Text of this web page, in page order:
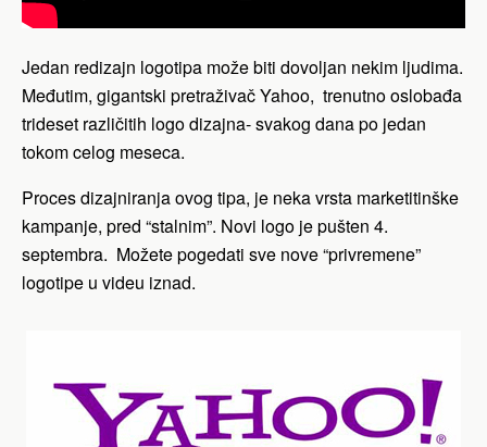
Jedan redizajn logotipa može biti dovoljan nekim ljudima.
Međutim, gigantski pretraživač Yahoo, trenutno oslobađa
trideset različitih logo dizajna- svakog dana po jedan
tokom celog meseca.
Proces dizajniranja ovog tipa, je neka vrsta marketitinške
kampanje, pred “stalnim”. Novi logo je pušten 4.
septembra. Možete pogedati sve nove “privremene”
logotipe u videu iznad.